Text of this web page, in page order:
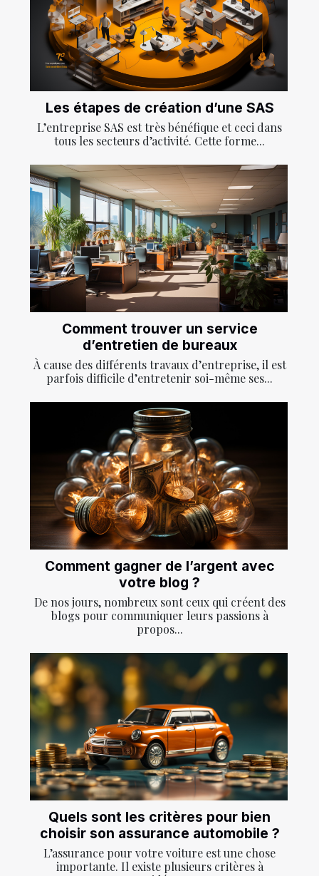
Les étapes de création d’une SAS
L’entreprise SAS est très bénéfique et ceci dans
tous les secteurs d’activité. Cette forme...
Comment trouver un service
d’entretien de bureaux
À cause des différents travaux d’entreprise, il est
parfois difficile d’entretenir soi-même ses...
Comment gagner de l’argent avec
votre blog ?
De nos jours, nombreux sont ceux qui créent des
blogs pour communiquer leurs passions à
propos...
Quels sont les critères pour bien
choisir son assurance automobile ?
L’assurance pour votre voiture est une chose
importante. Il existe plusieurs critères à